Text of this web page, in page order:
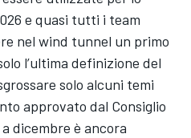
e quasi tutti i team
nel wind tunnel un primo
l’ultima definizione del
solo alcuni temi
approvato dal Consiglio
dicembre è ancora